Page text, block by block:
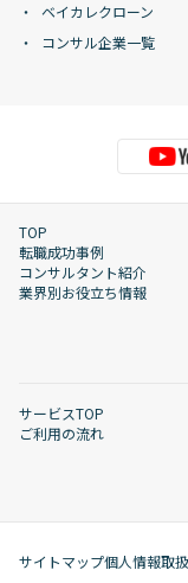
ベイカレクローン
コンサル企業一覧
TOP
転職成功事例
コンサルタント紹介
業界別お役立ち情報
サービスTOP
ご利用の流れ
サイトマップ個人情報取